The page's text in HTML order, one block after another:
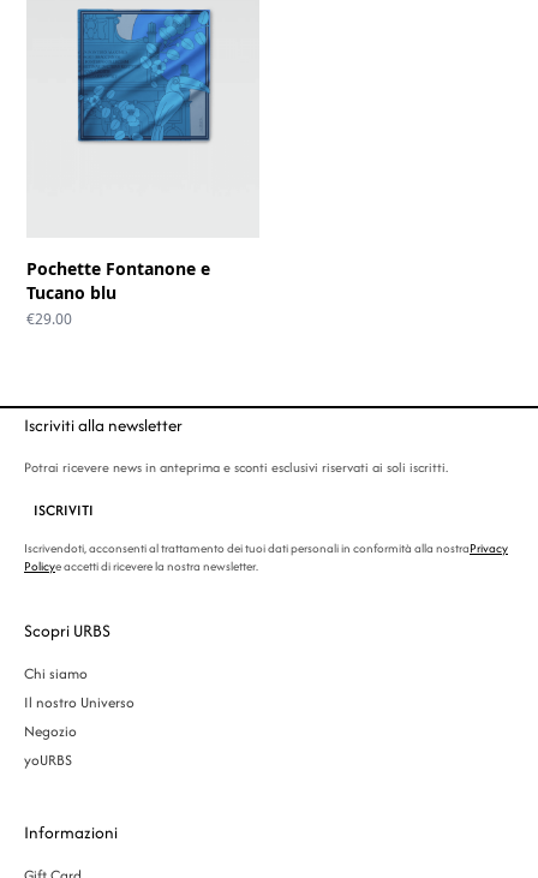
Pochette Fontanone e
Tucano blu
€29.00
Iscriviti alla newsletter
Potrai ricevere news in anteprima e sconti esclusivi riservati ai soli iscritti.
ISCRIVITI
Iscrivendoti, acconsenti al trattamento dei tuoi dati personali in conformità alla nostraPrivacy
Policye accetti di ricevere la nostra newsletter.
Scopri URBS
Chi siamo
Il nostro Universo
Negozio
yoURBS
Informazioni